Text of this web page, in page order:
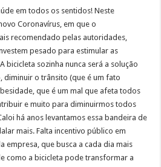
em todos os sentidos! Neste
Coronavírus, em que o
recomendado pelas autoridades,
pesado para estimular as
bicicleta sozinha nunca será a solução
diminuir o trânsito (que é um fato
que é um mal que afeta todos
e muito para diminuirmos todos
há anos levantamos essa bandeira de
mais. Falta incentivo público em
empresa, que busca a cada dia mais
como a bicicleta pode transformar a